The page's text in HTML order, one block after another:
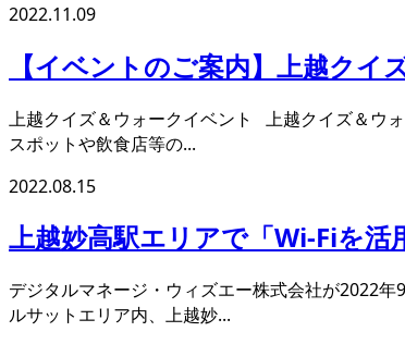
2022.11.09
【イベントのご案内】上越ク
上越クイズ＆ウォークイベント 上越クイズ＆ウ
スポットや飲食店等の...
2022.08.15
上越妙高駅エリアで「Wi-Fiを
デジタルマネージ・ウィズエー株式会社が2022
ルサットエリア内、上越妙...